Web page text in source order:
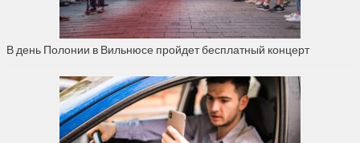
В день Полонии в Вильнюсе пройдет бесплатный концерт